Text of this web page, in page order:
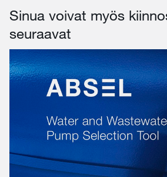
Sinua voivat myös
seuraavat